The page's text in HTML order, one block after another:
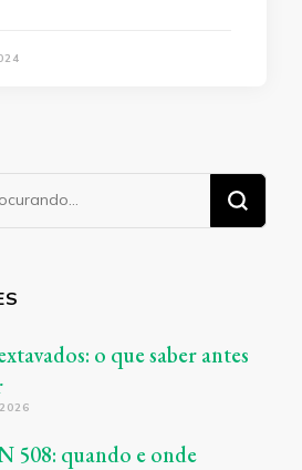
o que saber antes
508: quando e onde